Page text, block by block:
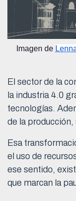
Imagen de
El sector de la
la industria 4.0
tecnologías.
de la
Esa
el uso de
ese sentido,
que marcan la